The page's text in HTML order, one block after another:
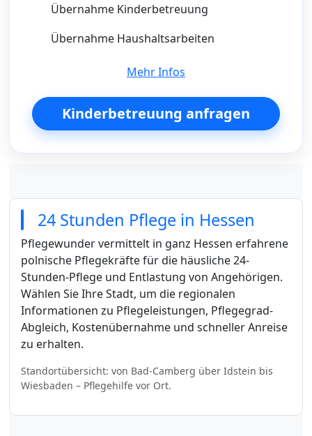
Übernahme Kinderbetreuung
Übernahme Haushaltsarbeiten
Mehr Infos
Kinderbetreuung anfragen
24 Stunden Pflege in Hessen
Pflegewunder vermittelt in ganz Hessen erfahrene
polnische Pflegekräfte für die häusliche 24-
Stunden-Pflege und Entlastung von Angehörigen.
Wählen Sie Ihre Stadt, um die regionalen
Informationen zu Pflegeleistungen, Pflegegrad-
Abgleich, Kostenübernahme und schneller Anreise
zu erhalten.
Standortübersicht: von Bad-Camberg über Idstein bis
Wiesbaden – Pflegehilfe vor Ort.